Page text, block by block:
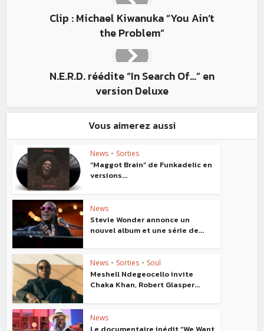
Clip : Michael Kiwanuka “You Ain’t
the Problem”
N.E.R.D. réédite “In Search Of…” en
version Deluxe
Vous aimerez aussi
News • Sorties
“Maggot Brain” de Funkadelic en
versions...
News
Stevie Wonder annonce un
nouvel album et une série de...
News • Sorties • Soul
Meshell Ndegeocello invite
Chaka Khan, Robert Glasper...
News